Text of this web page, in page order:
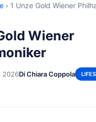
› 1 Unze Gold Wiener
Wiener
2026Di Chiara Coppola